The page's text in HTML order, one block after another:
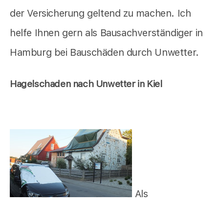
der Versicherung geltend zu machen. Ich
helfe Ihnen gern als Bausachverständiger in
Hamburg bei Bauschäden durch Unwetter.
Hagelschaden nach Unwetter in Kiel
Als